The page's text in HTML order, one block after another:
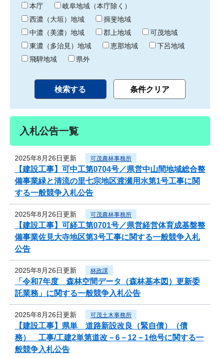
わ
り
本庁
岐阜地域（本庁除く）
西濃（大垣）地域
揖斐地域
中濃（美濃）地域
郡上地域
可茂地域
東濃（多治見）地域
恵那地域
下呂地域
飛騨地域
県外
入札公告一覧
2025年8月26日更新 可茂農林事務所
【建設工事】可中工第0704号／県営中山間地域総合整
備事業緑と清流の里七宗地区渡瀬用水第1号工事に関
する一般競争入札公告
2025年8月26日更新 可茂農林事務所
【建設工事】可経工第0701号／県営経営体育成基盤整
備事業佐見大寺地区第3号工事に関する一般競争入札
公告
2025年8月26日更新 林政課
「令和7年度 森林空間データ（森林基本図）更新委
託業務」に関する一般競争入札公告
2025年8月26日更新 可茂土木事務所
【建設工事】県単 道路新設改良（緊自債）（債
務） 工事/工建2単第道改－6－12－1他号に関する一
般競争入札公告